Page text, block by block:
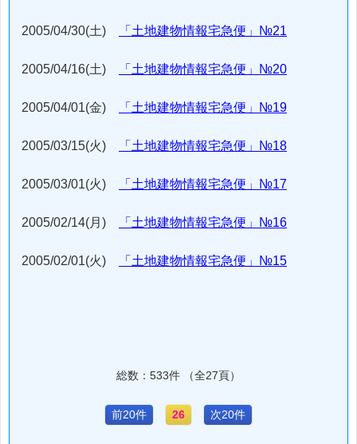
2005/04/30(土) 「土地建物情報宅急便」№21
2005/04/16(土) 「土地建物情報宅急便」№20
2005/04/01(金) 「土地建物情報宅急便」№19
2005/03/15(火) 「土地建物情報宅急便」№18
2005/03/01(火) 「土地建物情報宅急便」№17
2005/02/14(月) 「土地建物情報宅急便」№16
2005/02/01(火) 「土地建物情報宅急便」№15
総数：533件 （全27頁）
前20件 26 次20件